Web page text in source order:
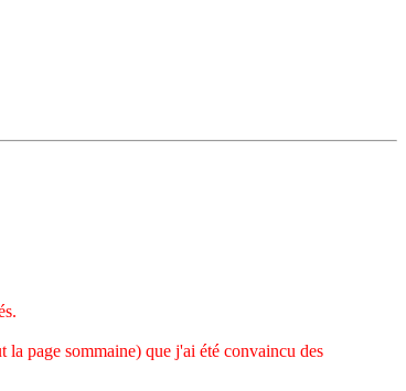
page sommaine) que j'ai été convaincu des